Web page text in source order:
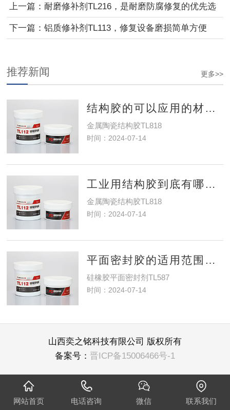
上一篇： 耐磨修补剂TL216，是耐磨防腐修复的优先选
择
下一篇： 铝质修补剂TL113，修复设备磨损简单方便
更多>>
推荐新闻
金属陶瓷结构胶TL818
时间：2024-07-14
金属陶瓷结构胶TL818
时间：2024-07-14
硅橡胶平面密封剂TL587
时间：2024-07-14
山西奕之铭科技有限公司 版权所有
备案号： 晋ICP备15006466号-1
网站首页 电话咨询 微信 联系我们